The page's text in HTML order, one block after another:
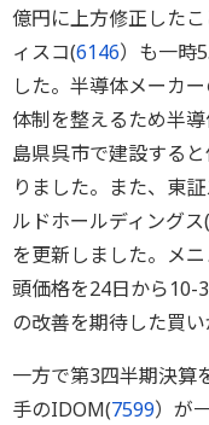
億円に上方修正した
ィスコ(6146）も一時
した。半導体メーカ
体制を整えるため半
島県呉市で建設する
りました。また、東
ルドホールディングス(
を更新しました。メ
頭価格を24日から10-
の改善を期待した買い
一方で第3四半期決算
手のIDOM(7599）が